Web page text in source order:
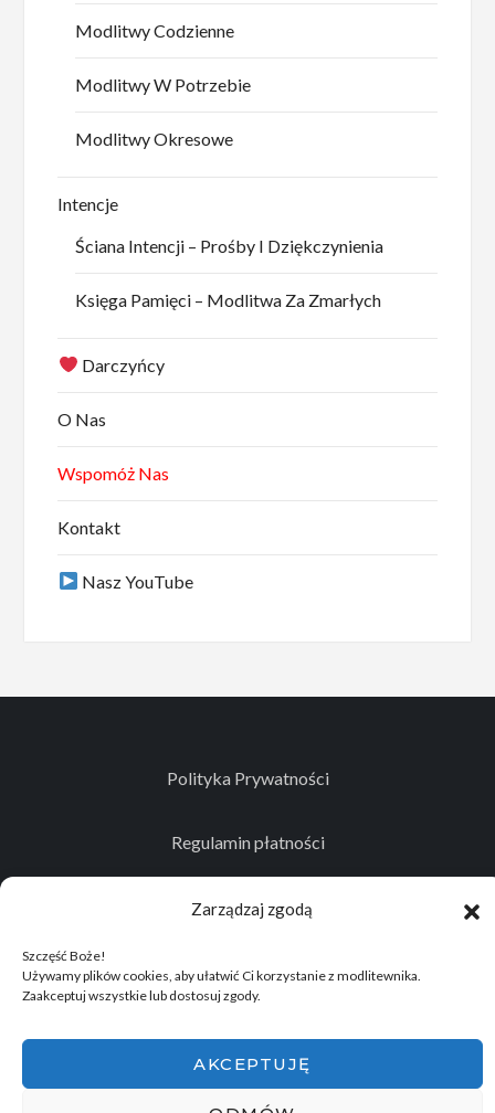
Zarządzaj zgodą
Szczęść Boże!
Używamy plików cookies, aby ułatwić Ci korzystanie z modlitewnika.
Zaakceptuj wszystkie lub dostosuj zgody.
AKCEPTUJĘ
Modlitwy Codzienne
Modlitwy W Potrzebie
Modlitwy Okresowe
Intencje
Ściana Intencji – Prośby I Dziękczynienia
Księga Pamięci – Modlitwa Za Zmarłych
Darczyńcy
O Nas
Wspomóż Nas
Kontakt
Nasz YouTube
Polityka Prywatności
Regulamin płatności
Kontakt